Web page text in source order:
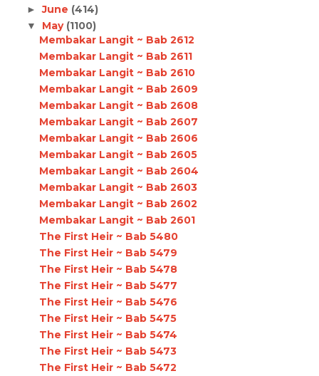
►June (414)
▼ May (1100)
Membakar Langit ~ Bab 2612
Membakar Langit ~ Bab 2611
Membakar Langit ~ Bab 2610
Membakar Langit ~ Bab 2609
Membakar Langit ~ Bab 2608
Membakar Langit ~ Bab 2607
Membakar Langit ~ Bab 2606
Membakar Langit ~ Bab 2605
Membakar Langit ~ Bab 2604
Membakar Langit ~ Bab 2603
Membakar Langit ~ Bab 2602
Membakar Langit ~ Bab 2601
The First Heir ~ Bab 5480
The First Heir ~ Bab 5479
The First Heir ~ Bab 5478
The First Heir ~ Bab 5477
The First Heir ~ Bab 5476
The First Heir ~ Bab 5475
The First Heir ~ Bab 5474
The First Heir ~ Bab 5473
The First Heir ~ Bab 5472